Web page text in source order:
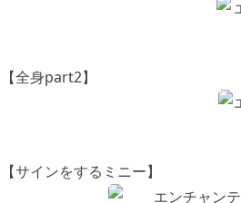
【全身part2】
【サインをするミニー】